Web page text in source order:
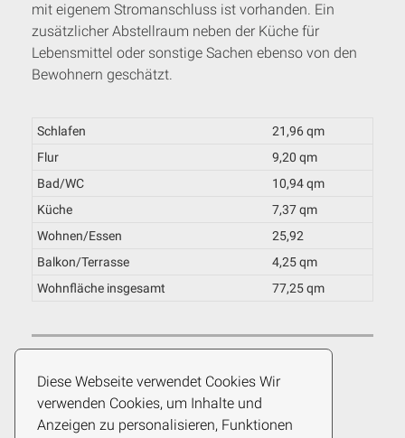
Diese Webseite verwendet Cookies Wir
verwenden Cookies, um Inhalte und
Anzeigen zu personalisieren, Funktionen
mit eigenem Stromanschluss ist vorhanden. Ein
zusätzlicher Abstellraum neben der Küche für
Lebensmittel oder sonstige Sachen ebenso von den
Bewohnern geschätzt.
Schlafen
21,96 qm
Flur
9,20 qm
Bad/WC
10,94 qm
Küche
7,37 qm
Wohnen/Essen
25,92
Balkon/Terrasse
4,25 qm
Wohnfläche insgesamt
77,25 qm
Wohnungen